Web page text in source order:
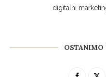
digitalni
OSTANIMO